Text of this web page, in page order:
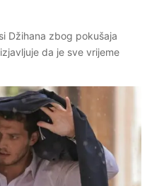
Džihana zbog pokušaja
da je sve vrijeme